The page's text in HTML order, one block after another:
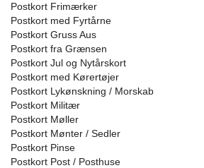
Postkort Frimærker
Postkort med Fyrtårne
Postkort Gruss Aus
Postkort fra Grænsen
Postkort Jul og Nytårskort
Postkort med Kørertøjer
Postkort Lykønskning / Morskab
Postkort Militær
Postkort Møller
Postkort Mønter / Sedler
Postkort Pinse
Postkort Post / Posthuse